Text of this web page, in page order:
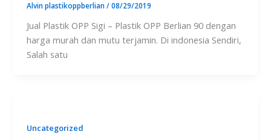
Alvin plastikoppberlian/08/29/2019
Jual Plastik OPP Sigi – Plastik OPP Berlian 90 dengan
harga murah dan mutu terjamin. Di indonesia Sendiri,
Salah satu
Uncategorized